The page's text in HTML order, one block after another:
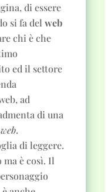
di essere
si fa delweb
chi è che
ed il settore
ad
di una
.
di leggere.
ma è così. Il